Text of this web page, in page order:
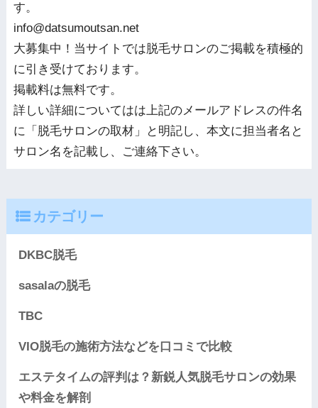
す。
info@datsumoutsan.net
大募集中！当サイトでは脱毛サロンのご掲載を積極的
に引き受けております。
掲載料は無料です。
詳しい詳細についてはは上記のメールアドレスの件名
に「脱毛サロンの取材」と明記し、本文に担当者名と
サロン名を記載し、ご連絡下さい。
カテゴリー
DKBC脱毛
sasalaの脱毛
TBC
VIO脱毛の施術方法などを口コミで比較
エステタイムの評判は？新鋭人気脱毛サロンの効果
や料金を解剖